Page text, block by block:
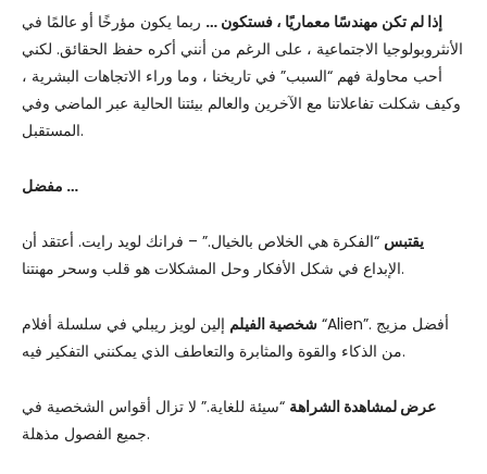
إذا لم تكن مهندسًا معماريًا ، فستكون … ربما يكون مؤرخًا أو عالمًا في
الأنثروبولوجيا الاجتماعية ، على الرغم من أنني أكره حفظ الحقائق. لكني
أحب محاولة فهم “السبب” في تاريخنا ، وما وراء الاتجاهات البشرية ،
وكيف شكلت تفاعلاتنا مع الآخرين والعالم بيئتنا الحالية عبر الماضي وفي
المستقبل.
مفضل …
يقتبس “الفكرة هي الخلاص بالخيال.” – فرانك لويد رايت. أعتقد أن
الإبداع في شكل الأفكار وحل المشكلات هو قلب وسحر مهنتنا.
شخصية الفيلم إلين لويز ريبلي في سلسلة أفلام “Alien”. أفضل مزيج
من الذكاء والقوة والمثابرة والتعاطف الذي يمكنني التفكير فيه.
عرض لمشاهدة الشراهة “سيئة للغاية.” لا تزال أقواس الشخصية في
جميع الفصول مذهلة.